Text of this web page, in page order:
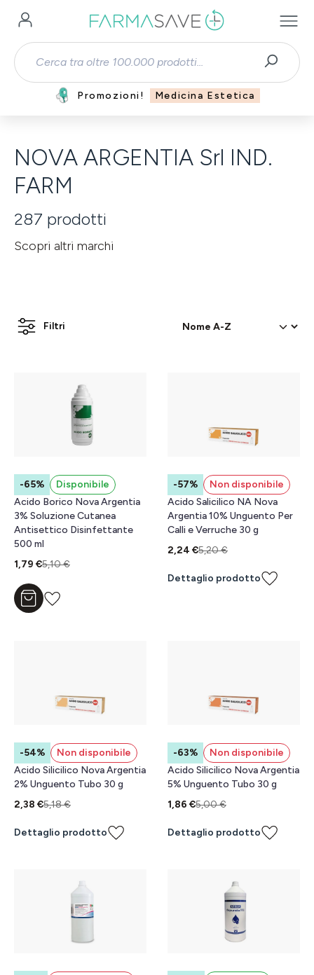
Passa al contenuto principale
Promozioni! Medicina Estetica
NOVA ARGENTIA Srl IND.
FARM
287 prodotti
Scopri altri marchi
Filtri
-65%
Disponibile
Acido Borico Nova Argentia
3% Soluzione Cutanea
Antisettico Disinfettante
500 ml
1,79 €5,10 €
Aggiungi al carrello
-57%
Non disponibile
Acido Salicilico NA Nova
Argentia 10% Unguento Per
Calli e Verruche 30 g
2,24 €5,20 €
Dettaglio prodotto
-54%
Non disponibile
Acido Silicilico Nova Argentia
2% Unguento Tubo 30 g
2,38 €5,18 €
Dettaglio prodotto
-63%
Non disponibile
Acido Silicilico Nova Argentia
5% Unguento Tubo 30 g
1,86 €5,00 €
Dettaglio prodotto